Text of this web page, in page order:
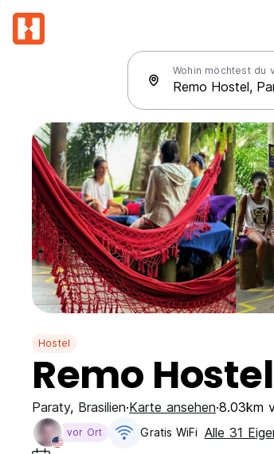
Wohin möchtest du
Hostel
Remo Hostel
Paraty, Brasilien Karte ansehen 8.03km
vor Ort Gratis WiFi Alle 31